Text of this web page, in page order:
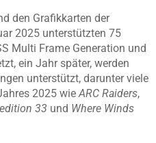
den Grafikkarten der
2025 unterstützten 75
Multi Frame Generation und
ein Jahr später, werden
unterstützt, darunter viele
2025 wieARC Raiders,
33 und Where Winds